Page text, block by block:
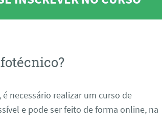
necessário realizar um curso de
e pode ser feito de forma online, na